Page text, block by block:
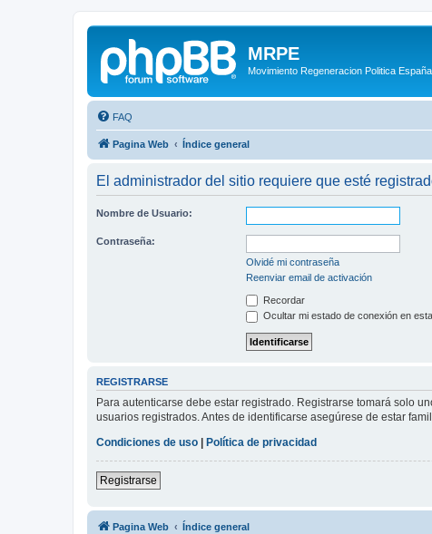
MRPE
Movimiento Regeneracion Politica España
FAQ
Pagina Web Índice general
El administrador del sitio requiere que esté
Nombre de Usuario:
Contraseña:
Olvidé mi contraseña
Reenviar email de activación
Recordar
Ocultar mi estado de conexión en
REGISTRARSE
Para autenticarse debe estar registrado. Registrarse tomará solo
usuarios registrados. Antes de identificarse asegúrese de estar
Condiciones de uso
Política de privacidad
Registrarse
Pagina Web Índice general